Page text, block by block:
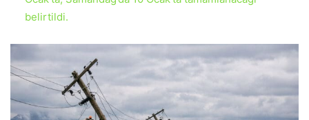
belirtildi.